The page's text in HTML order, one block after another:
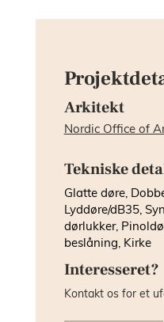
Arkitekt
Nordic Office of
Tekniske
Glatte døre,
Lyddøre/dB35,
dørlukker,
beslåning, Kirke
Interesseret?
Kontakt os for et